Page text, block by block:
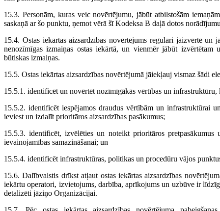
15.3. Personām, kuras veic novērtējumu, jābūt atbilstošām
saskaņā ar šo punktu, ņemot vērā šī Kodeksa B daļā dotos
15.4. Ostas iekārtas aizsardzības novērtējums regulāri jāizvērtē un
nenozīmīgas izmaiņas ostas iekārtā, un vienmēr jābūt
būtiskas izmaiņas.
15.5. Ostas iekārtas aizsardzības novērtējumā jāiekļauj vismaz šādi
15.5.1. identificēt un novērtēt nozīmīgākās vērtības un infrastruktūru,
15.5.2. identificēt iespējamos draudus vērtībām un infrastruktūrai
ieviest un izdalīt prioritāros aizsardzības pasākumus;
15.5.3. identificēt, izvēlēties un noteikt prioritāros
ievainojamības samazināšanai; un
15.5.4. identificēt infrastruktūras, politikas un procedūru vājos
15.6. Dalībvalstis drīkst atļaut ostas iekārtas aizsardzības
iekārtu operatori, izvietojums, darbība, aprīkojums un uzbūve ir
detalizēti jāziņo Organizācijai.